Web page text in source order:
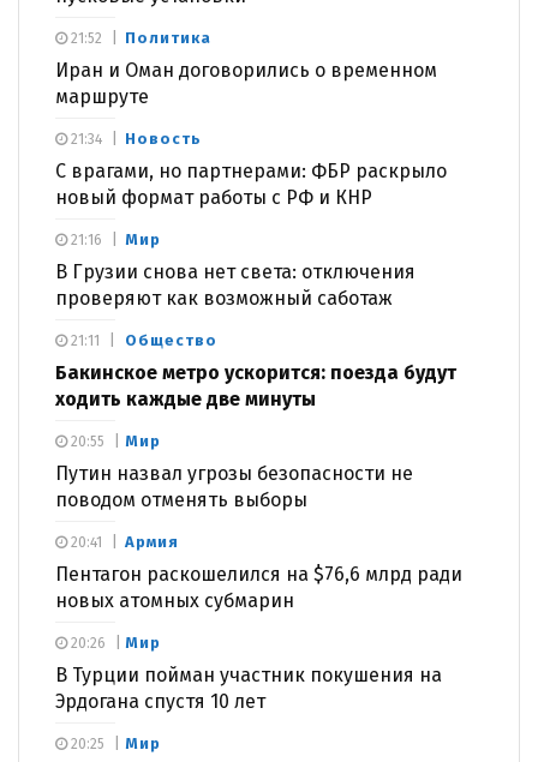
Политика
Иран и Оман договорились о временном
маршруте
21:52
Новость
С врагами, но партнерами: ФБР раскрыло
новый формат работы с РФ и КНР
21:34
Мир
В Грузии снова нет света: отключения
проверяют как возможный саботаж
21:16
Общество
Бакинское метро ускорится: поезда будут
ходить каждые две минуты
21:11
Мир
Путин назвал угрозы безопасности не
поводом отменять выборы
20:55
Армия
Пентагон раскошелился на $76,6 млрд ради
новых атомных субмарин
20:41
Мир
В Турции пойман участник покушения на
Эрдогана спустя 10 лет
20:26
Мир
20:25